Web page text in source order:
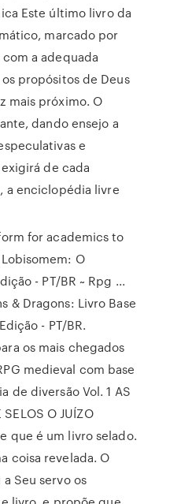
Este último livro da
marcado por
a adequada
propósitos de Deus
mais próximo. O
dando ensejo a
e
de cada
a enciclopédia livre
for academics to
O
- PT/BR ~ Rpg ...
& Dragons: Livro Base
- PT/BR.
os mais chegados
medieval com base
de diversão Vol. 1 AS
SELOS O JUÍZO
que é um livro selado.
coisa revelada. O
Seu servo os